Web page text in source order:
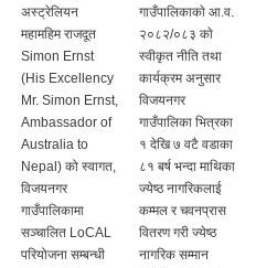
अस्ट्रेलियन
महामहिम राजदूत
Simon Ernst
(His Excellency
Mr. Simon Ernst,
Ambassador of
Australia to
Nepal) को स्वागत,
विजयनगर
गाउँपालिकामा
सञ्चालित LoCAL
परियोजना सम्बन्धी
गाउँपालिकाकाे आ.व.
२०८२/०८३ काे
स्वीकृत नीति तथा
कार्यक्रम अनुसार
विजयनगर
गाउँपालिका भित्रका
१ देखि ७ वटै वडाका
८१ बर्ष भन्दा माथिका
ज्येष्ठ नागरिकलाई
कम्मल र चवनप्रास
वितरण गरी ज्येष्ठ
नागरिक सम्मान